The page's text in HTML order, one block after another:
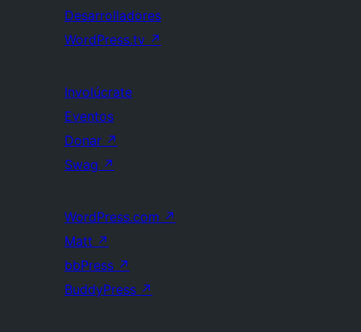
Desarrolladores
WordPress.tv ↗
Involúcrate
Eventos
Donar ↗
Swag ↗
WordPress.com ↗
Matt ↗
bbPress ↗
BuddyPress ↗